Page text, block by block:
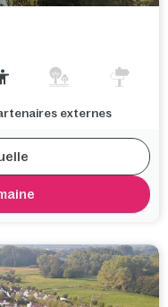
externes